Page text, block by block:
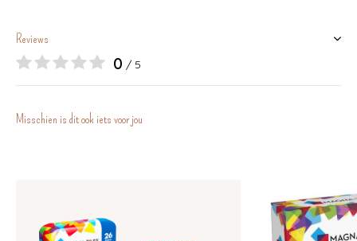
Reviews
0 / 5
Misschien is dit ook iets voor jou